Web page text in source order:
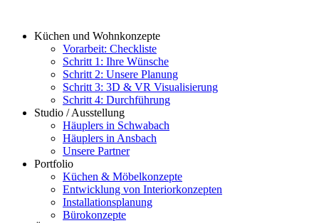
springenKüchen und Wohnkonzepte
Vorarbeit: Checkliste
Schritt 1: Ihre Wünsche
Schritt 2: Unsere Planung
Schritt 3: 3D & VR Visualisierung
Schritt 4: Durchführung
Studio / Ausstellung
Häuplers in Schwabach
Häuplers in Ansbach
Unsere Partner
Portfolio
Küchen & Möbelkonzepte
Entwicklung von Interiorkonzepten
Installationsplanung
Bürokonzepte